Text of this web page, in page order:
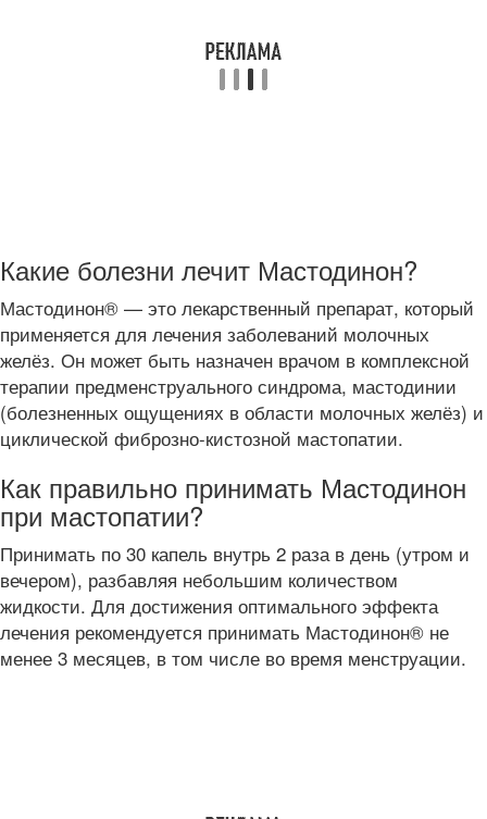
Какие болезни лечит Мастодинон?
Мастодинон® — это лекарственный препарат, который
применяется для лечения заболеваний молочных
желёз. Он может быть назначен врачом в комплексной
терапии предменструального синдрома, мастодинии
(болезненных ощущениях в области молочных желёз) и
циклической фиброзно-кистозной мастопатии.
Как правильно принимать Мастодинон
при мастопатии?
Принимать по 30 капель внутрь 2 раза в день (утром и
вечером), разбавляя небольшим количеством
жидкости. Для достижения оптимального эффекта
лечения рекомендуется принимать Мастодинон® не
менее 3 месяцев, в том числе во время менструации.